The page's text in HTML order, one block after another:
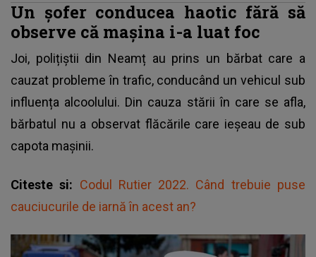
Un șofer conducea haotic fără să
observe că mașina i-a luat foc
Joi, polițiștii din Neamț au prins un bărbat care a
cauzat probleme în trafic, conducând un vehicul sub
influența alcoolului. Din cauza stării în care se afla,
bărbatul nu a observat flăcările care ieșeau de sub
capota mașinii.
Citeste si: Codul Rutier 2022. Când trebuie puse
cauciucurile de iarnă în acest an?